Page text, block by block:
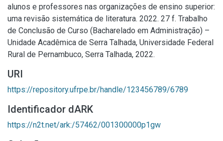
alunos e professores nas organizações de ensino superior:
uma revisão sistemática de literatura. 2022. 27 f. Trabalho
de Conclusão de Curso (Bacharelado em Administração) –
Unidade Acadêmica de Serra Talhada, Universidade Federal
Rural de Pernambuco, Serra Talhada, 2022.
URI
https://repository.ufrpe.br/handle/123456789/6789
Identificador dARK
https://n2t.net/ark:/57462/001300000p1gw